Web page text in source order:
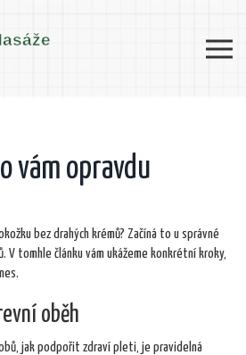
vám opravdu
bez drahých krémů? Začíná to u správné
V tomhle článku vám ukážeme konkrétní kroky,
oběh
jak podpořit zdraví pleti, je pravidelná